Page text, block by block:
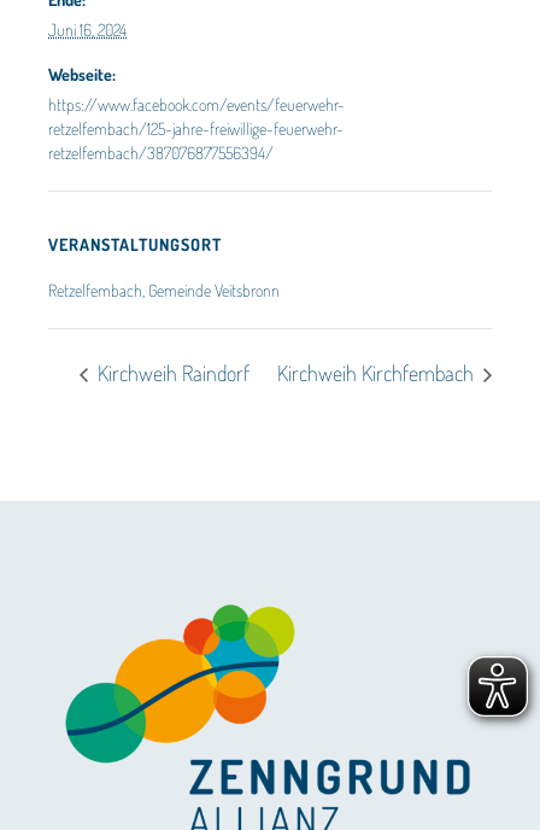
Juni 16, 2024
Webseite:
https://www.facebook.com/events/feuerwehr-
retzelfembach/125-jahre-freiwillige-feuerwehr-
retzelfembach/387076877556394/
VERANSTALTUNGSORT
Retzelfembach, Gemeinde Veitsbronn
Kirchweih Raindorf Kirchweih Kirchfembach